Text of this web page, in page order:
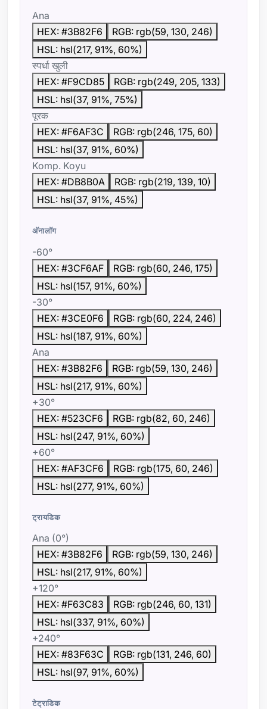
Ana
HEX: #3B82F6
RGB: rgb(59, 130, 246)
HSL: hsl(217, 91%, 60%)
स्पर्धा खुली
HEX: #F9CD85
RGB: rgb(249, 205, 133)
HSL: hsl(37, 91%, 75%)
पूरक
HEX: #F6AF3C
RGB: rgb(246, 175, 60)
HSL: hsl(37, 91%, 60%)
Komp. Koyu
HEX: #DB8B0A
RGB: rgb(219, 139, 10)
HSL: hsl(37, 91%, 45%)
अ‍ॅनालॉग
-60°
HEX: #3CF6AF
RGB: rgb(60, 246, 175)
HSL: hsl(157, 91%, 60%)
-30°
HEX: #3CE0F6
RGB: rgb(60, 224, 246)
HSL: hsl(187, 91%, 60%)
Ana
HEX: #3B82F6
RGB: rgb(59, 130, 246)
HSL: hsl(217, 91%, 60%)
+30°
HEX: #523CF6
RGB: rgb(82, 60, 246)
HSL: hsl(247, 91%, 60%)
+60°
HEX: #AF3CF6
RGB: rgb(175, 60, 246)
HSL: hsl(277, 91%, 60%)
ट्रायडिक
Ana (0°)
HEX: #3B82F6
RGB: rgb(59, 130, 246)
HSL: hsl(217, 91%, 60%)
+120°
HEX: #F63C83
RGB: rgb(246, 60, 131)
HSL: hsl(337, 91%, 60%)
+240°
HEX: #83F63C
RGB: rgb(131, 246, 60)
HSL: hsl(97, 91%, 60%)
टेट्राडिक